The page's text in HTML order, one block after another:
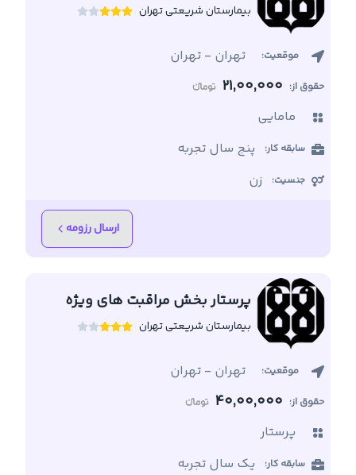
بیمارستان شریعتی تهران
موقعیت: تهران- تهران
حقوق از: 21,00,000
مامایی
سابقه کار: پنج سال تجربه
جنسیت: زن
ارسال رزومه
پرستار بخش مراقبت های ویژه
بیمارستان شریعتی تهران
موقعیت: تهران- تهران
حقوق از: 40,00,000
پرستار
سابقه کار: یک سال تجربه